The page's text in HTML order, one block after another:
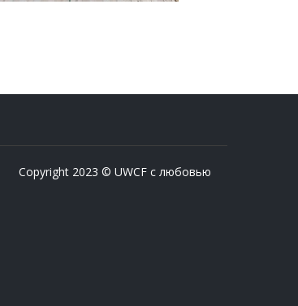
Copyright 2023 © UWCF с любовью